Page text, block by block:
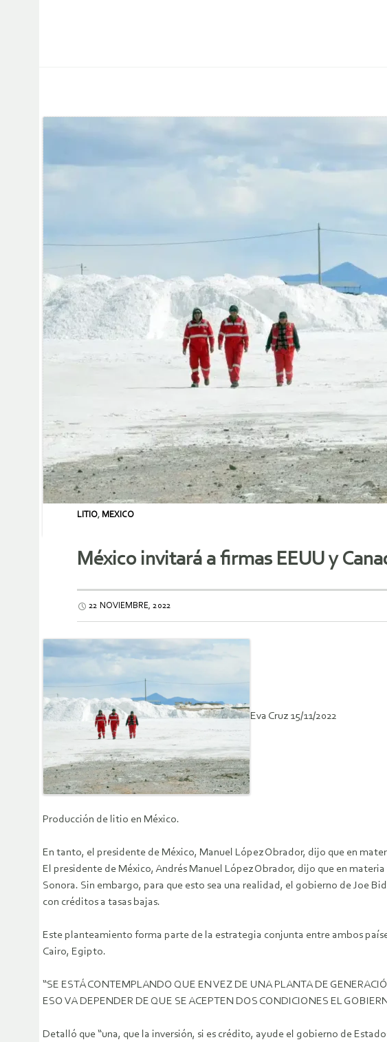
LITIO, MEXICO
México invitará a firmas EEUU y
22 NOVIEMBRE, 2022
Eva Cruz 15/11/2022
Producción de litio en México.
En tanto, el presidente de México, Manuel López Obrador, dijo que en
El presidente de México, Andrés Manuel López Obrador, dijo que en
Sonora. Sin embargo, para que esto sea una realidad, el gobierno de Joe
con créditos a tasas bajas.
Este planteamiento forma parte de la estrategia conjunta entre ambos
Cairo, Egipto.
“SE ESTÁ CONTEMPLANDO QUE EN VEZ DE UNA PLANTA DE
ESO VA DEPENDER DE QUE SE ACEPTEN DOS CONDICIONES EL
Detalló que “una, que la inversión, si es crédito, ayude el gobierno de